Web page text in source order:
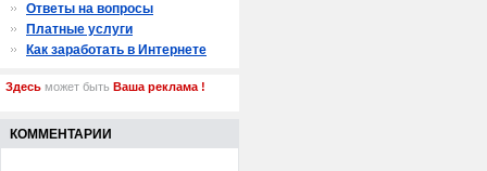
Ответы на вопросы
Платные услуги
Как заработать в Интернете
Здесь может быть Ваша реклама !
КОММЕНТАРИИ